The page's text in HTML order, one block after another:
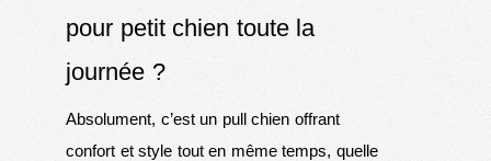
pour petit chien toute la
journée ?
Absolument, c’est un pull chien offrant
confort et style tout en même temps, quelle